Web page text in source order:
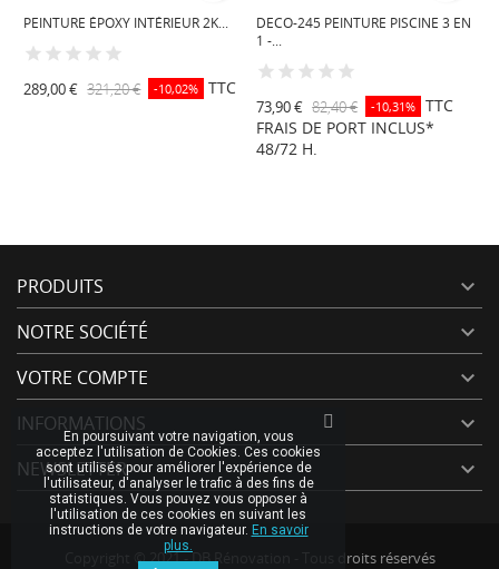
similaire
RAL
7004
fenêtre
similaire
RAL
clair
similaire
RAL
PEINTURE ÉPOXY INTÉRIEUR 2K...
289,00 € 321,20 € -10,02% TTC
ciel
DECO-245 PEINTURE PISCINE 3 EN
1 -...
73,90 € 82,40 € -10,31% TTC
FRAIS DE PORT INCLUS*
48/72 H.
PRODUITS 
NOTRE SOCIÉTÉ 
VOTRE COMPTE 
INFORMATIONS 
NEWSLETTER 
Copyright © 2021 - DB Rénovation - Tous droits réservés
En poursuivant votre navigation, vous
acceptez l'utilisation de Cookies. Ces cookies
sont utilisés pour améliorer l'expérience de
l'utilisateur, d'analyser le trafic à des fins de
statistiques. Vous pouvez vous opposer à
l'utilisation de ces cookies en suivant les
instructions de votre navigateur. En savoir
plus.